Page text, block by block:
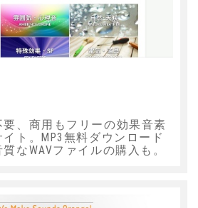
、商用もフリーの効果音素
ト。MP3無料ダウンロード
なWAVファイルの購入も。